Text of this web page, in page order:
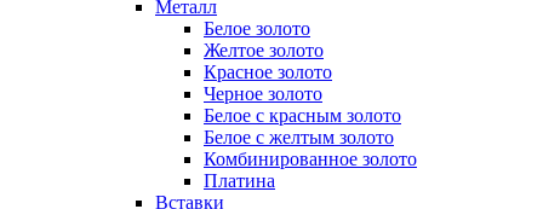
Металл
Белое золото
Желтое золото
Красное золото
Черное золото
Белое с красным золото
Белое с желтым золото
Комбинированное золото
Платина
Вставки